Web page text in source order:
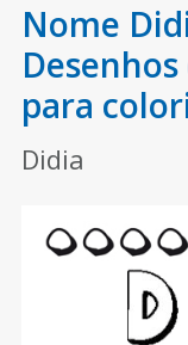
Nome
para
Didia